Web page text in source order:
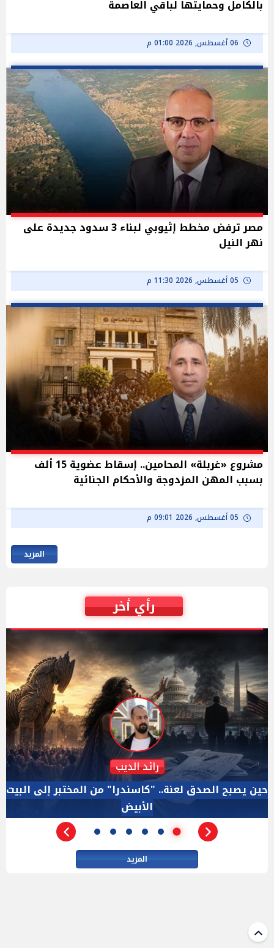
بالكامل وحمايتها لباقي العاصمة
06 أغسطس, 2026 01:00 م
مصر ترفض مخطط إثيوبي لبناء 3 سدود جديدة على
نهر النيل
05 أغسطس, 2026 11:30 م
مشروع «غربلة» المحامين.. إسقاط عضوية 15 ألف
بسبب المهن المزدوجة والأحكام الجنائية
05 أغسطس, 2026 09:01 م
المزيد
رأي أخر
دكتور نزيه الحكيم
الإجازة البرلمانية ليست إجازة من الرقابة.. والسؤال ليس
الأداة الوحيده بعد فض الانعقاد
المزيد